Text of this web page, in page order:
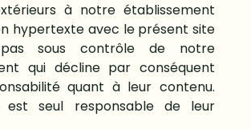
à notre établissement
hypertexte avec le présent site
sous contrôle de notre
qui décline par conséquent
quant à leur contenu.
est seul responsable de leur